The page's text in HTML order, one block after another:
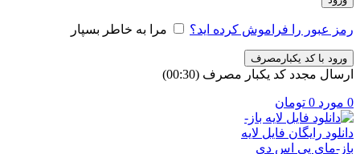
رمز عبور را فراموش کرده اید؟ مرا به خاطر بسپار
ورود با کد یکبارمصرف
ارسال مجدد کد یکبار مصرف (00:
30
)
0 مورد 0 تومان